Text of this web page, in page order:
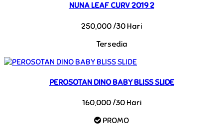
NUNA LEAF CURV 2019 2
250,000 /30 Hari
Tersedia
PEROSOTAN DINO BABY BLISS SLIDE
160,000 /30 Hari
PROMO